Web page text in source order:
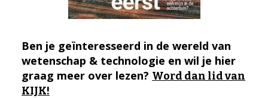
Ben je geïnteresseerd in de wereld van
wetenschap & technologie en wil je hier
graag meer over lezen? Word dan lid van
KIJK!